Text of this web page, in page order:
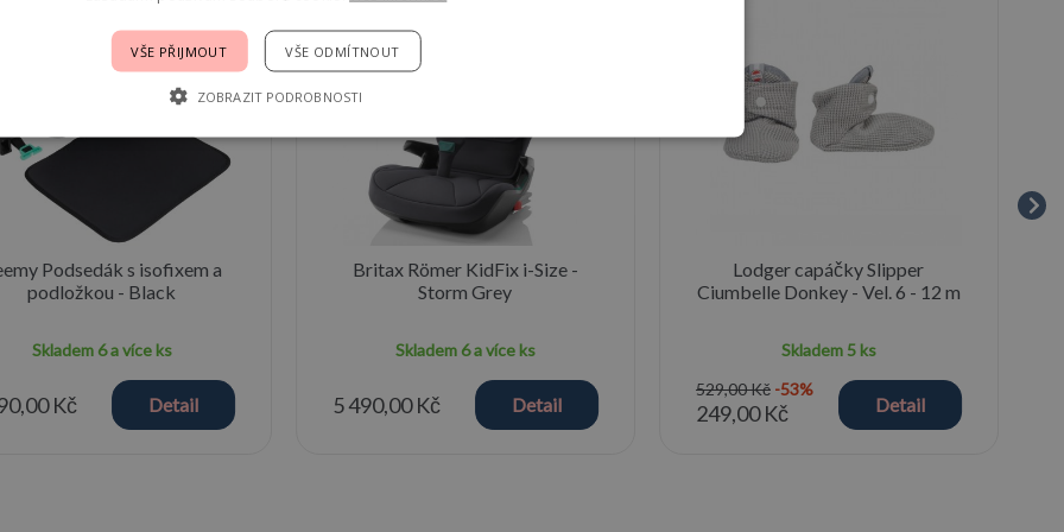
Podsedák s isofixem a
podložkou - Black
Skladem 6 a více ks
Kč Detail
Britax Römer KidFix i-Size -
Storm Grey
Skladem 6 a více ks
5 490,00 Kč Detail
Lodger capáčky Slipper
Ciumbelle Donkey - Vel. 6 - 12 m
Skladem 5 ks
529,00 Kč -53%
249,00 Kč Detail
VŠE PŘIJMOUT VŠE ODMÍTNOUT
ZOBRAZIT PODROBNOSTI